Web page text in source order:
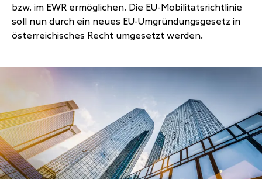
bzw. im EWR ermöglichen. Die EU-Mobilitätsrichtlinie
soll nun durch ein neues EU-Umgründungsgesetz in
österreichisches Recht umgesetzt werden.